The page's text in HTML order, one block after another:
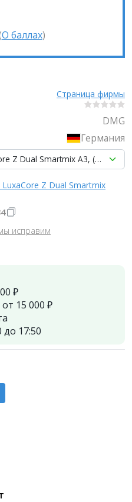
О баллах)
Страница фирмы
DMG
Германия
Z Dual Smartmix A3, (2
Z Dual Smartmix
исправим
₽
15 000 ₽
до 17:50